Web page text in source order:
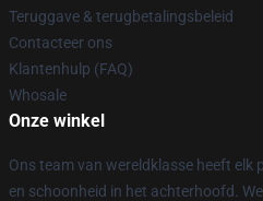
Teruggave & terugbetalingsbeleid
Contacteer ons
Klantenhulp (FAQ)
Whosale
Onze winkel
Ons team van wereldklasse heeft
en schoonheid in het achterhoofd.